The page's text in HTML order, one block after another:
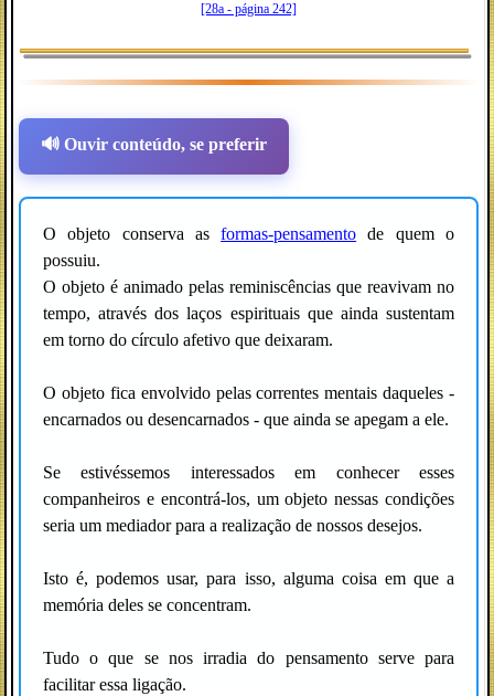
[28a - página 242]
🔊 Ouvir conteúdo, se preferir
O objeto conserva asformas-pensamento de quem o
possuiu.
O objeto é animado pelas reminiscências que reavivam no
tempo, através dos laços espirituais que ainda sustentam
em torno do círculo afetivo que deixaram.
O objeto fica envolvido pelas correntes mentais daqueles -
encarnados ou desencarnados - que ainda se apegam a ele.
Se estivéssemos interessados em conhecer esses
companheiros e encontrá-los, um objeto nessas condições
seria um mediador para a realização de nossos desejos.
Isto é, podemos usar, para isso, alguma coisa em que a
memória deles se concentram.
Tudo o que se nos irradia do pensamento serve para
facilitar essa ligação.